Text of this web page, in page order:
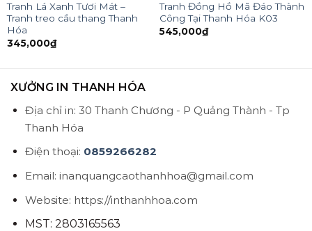
Tranh Lá Xanh Tươi Mát –
Tranh treo cầu thang Thanh
Hóa
345,000₫
Tranh Đồng Hồ Mã Đáo Thành
Công Tại Thanh Hóa K03
545,000₫
XƯỞNG IN THANH HÓA
Địa chỉ in: 30 Thanh Chương - P Quảng Thành - Tp
Thanh Hóa
Điện thoại: 0859266282
Email: inanquangcaothanhhoa@gmail.com
Website: https://inthanhhoa.com
MST: 2803165563